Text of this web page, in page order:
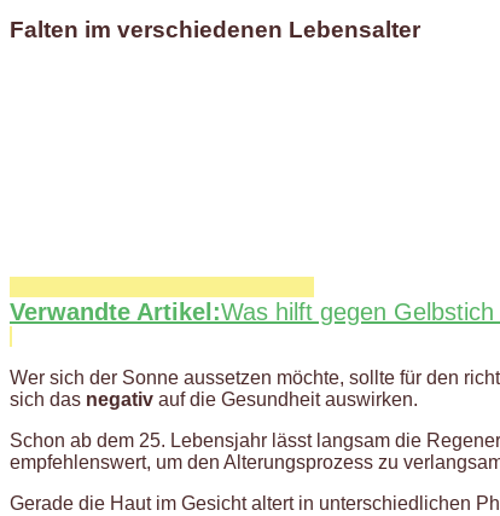
Falten im verschiedenen Lebensalter
Verwandte Artikel:Was hilft gegen
Wer sich der Sonne aussetzen möchte, sollte für den
sich das negativ auf die Gesundheit auswirken.
Schon ab dem 25. Lebensjahr lässt langsam die
empfehlenswert, um den Alterungsprozess zu
Gerade die Haut im Gesicht altert in unterschiedlichen